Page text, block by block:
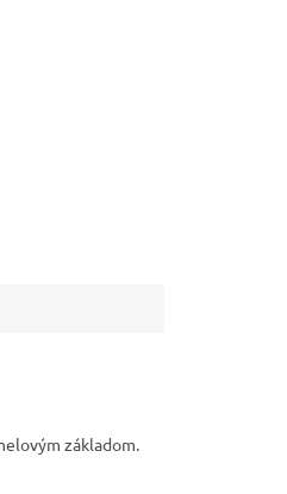
základom.